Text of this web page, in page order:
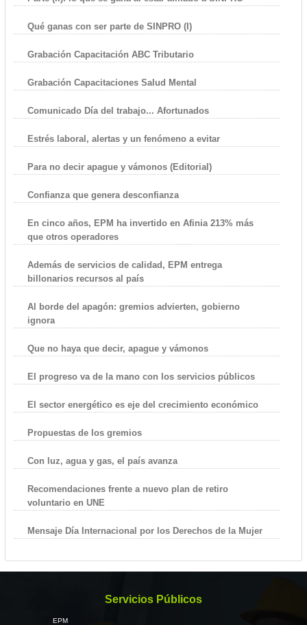
Qué ganas con ser parte de SINPRO (I)
Grabación Capacitación ABC Tributario
Grabación Capacitaciones Salud Mental
Comunicado Día del trabajo... Afortunados
Estrés laboral, alertas y un fenómeno a evitar
Para no decir apague y vámonos (Editorial)
Confianza que genera desconfianza
En cinco años, EPM ha invertido en Afinia 213% más
que otros operadores
Además de servicios de calidad, EPM entrega
billonarios recursos al país
Al borde del apagón: gremios advierten, gobierno
ignora
Que no haya que decir, apague y vámonos
El progreso va de la mano con los servicios públicos
El sector energético es eje del crecimiento económico
Propuestas de los gremios
Con luz, agua y gas, el país avanza
Recomendaciones frente a nuevo plan de retiro
voluntario en UNE
Mensaje Día Internacional por los Derechos de la Mujer
Servicios Públicos
EPM